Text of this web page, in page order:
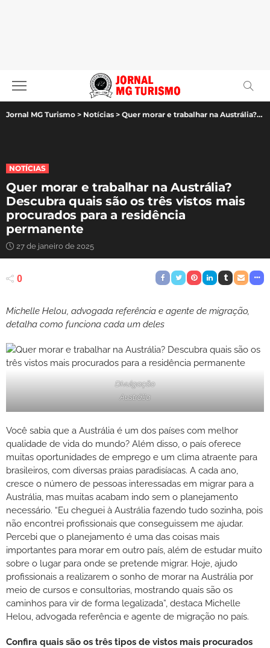
Jornal MG Turismo > Notícias > Quer morar e trabalhar na Austrália? Descubra quais são os três vistos mais procurados para a residência permanente
NOTÍCIAS
Quer morar e trabalhar na Austrália?
Descubra quais são os três vistos mais
procurados para a residência
permanente
27 de janeiro de 2025
0
Michelle Helou, advogada referência e agente de migração,
detalha como funciona cada um deles
Divulgação
Austrália
Você sabia que a Austrália é um dos países com melhor
qualidade de vida do mundo? Além disso, o país oferece
muitas oportunidades de emprego e um clima atraente para
brasileiros, com diversas praias paradisíacas. A cada ano,
cresce o número de pessoas interessadas em migrar para a
Austrália, mas muitas acabam indo sem o planejamento
necessário. “Eu cheguei à Austrália fazendo tudo sozinha, pois
não encontrei profissionais que conseguissem me ajudar.
Percebi que o planejamento é uma das coisas mais
importantes para morar em outro país, além de estudar muito
sobre o lugar para onde se pretende migrar. Hoje, ajudo
profissionais a realizarem o sonho de morar na Austrália por
meio de cursos e consultorias, mostrando quais são os
caminhos para vir de forma legalizada”, destaca Michelle
Helou, advogada referência e agente de migração no país.
Confira quais são os três tipos de vistos mais procurados